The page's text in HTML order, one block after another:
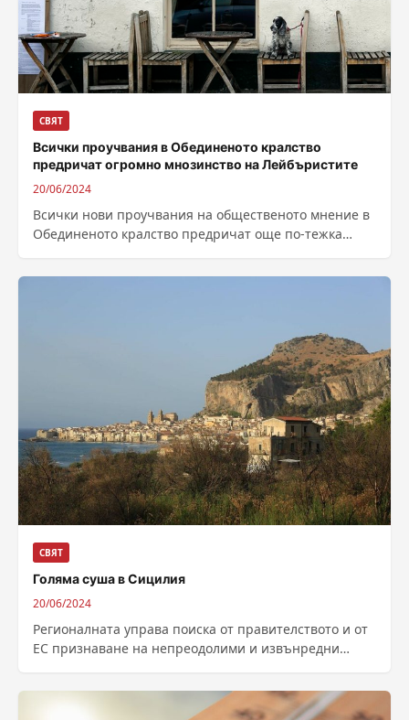
СВЯТ
Всички проучвания в Обединеното кралство
предричат огромно мнозинство на Лейбъристите
20/06/2024
Всички нови проучвания на общественото мнение в
Обединеното кралство предричат още по-тежка
огромно мнозинство...
СВЯТ
Голяма суша в Сицилия
20/06/2024
Регионалната управа поиска от правителството и от
ЕС признаване на непреодолими и извънредни
Причината...